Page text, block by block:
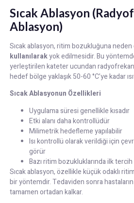
Sıcak Ablasyon
Ablasyon)
Sıcak ablasyon, ritim bozukluğuna
kullanılarakyok edilmesidir. Bu
yerleştirilen kateter ucundan
hedef bölge yaklaşık 50-60 °C’ye kadar
Sıcak Ablasyonun Özellikleri
Uygulama süresi genellikle kısadır
Etki alanı daha kontrollüdür
Milimetrik hedefleme yapılabilir
Isı kontrollü olarak verildiği için
görür
Bazı ritim bozukluklarında ilk tercih
Sıcak ablasyon, özellikle küçük odaklı
bir yöntemdir. Tedaviden sonra hastaların
tamamen ortadan kalkar.